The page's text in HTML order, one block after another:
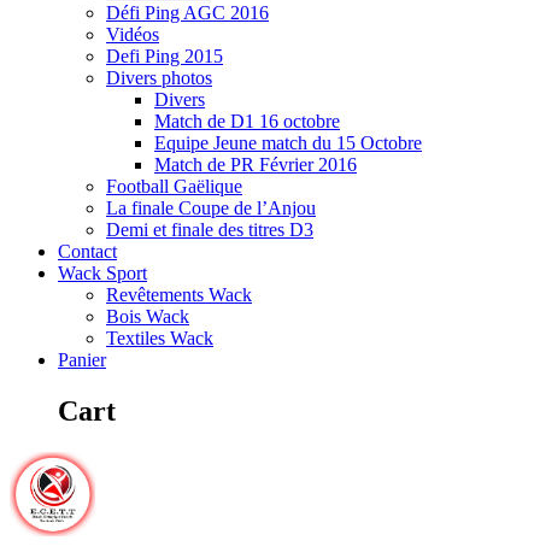
Défi Ping AGC 2016
Vidéos
Defi Ping 2015
Divers photos
Divers
Match de D1 16 octobre
Equipe Jeune match du 15 Octobre
Match de PR Février 2016
Football Gaëlique
La finale Coupe de l’Anjou
Demi et finale des titres D3
Contact
Wack Sport
Revêtements Wack
Bois Wack
Textiles Wack
Panier
Cart